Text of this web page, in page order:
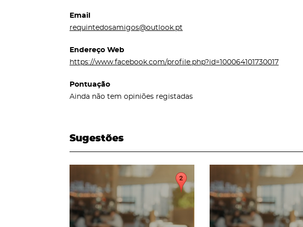
Email
requintedosamigos@outlook.pt
Endereço Web
https://www.facebook.com/profile.php?id=100064101730017
Pontuação
Ainda não tem opiniões registadas
Sugestões